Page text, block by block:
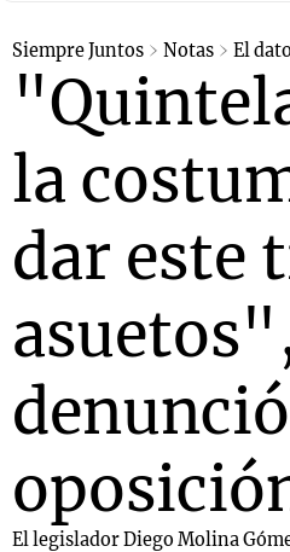
Siempre Juntos Notas El
la
dar este
El legislador Diego Molina